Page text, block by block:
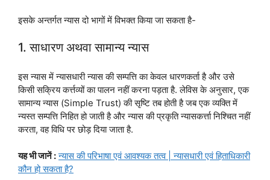
इसके अन्तर्गत न्यास दो भागों में विभक्त किया जा सकता है-
1. साधारण अथवा सामान्य न्यास
इस न्यास में न्यासधारी न्यास की सम्पत्ति का केवल धारणकर्ता है और उसे
किसी सक्रिय कर्त्तव्यों का पालन नहीं करना पड़ता है. लेविस के अनुसार, एक
सामान्य न्यास (Simple Trust) की सृष्टि तब होती है जब एक व्यक्ति में
न्यस्त सम्पत्ति निहित हो जाती है और न्यास की प्रकृति न्यासकर्त्ता निश्चित नहीं
करता, वह विधि पर छोड़ दिया जाता है.
यह भी जानें : न्यास की परिभाषा एवं आवश्यक तत्व | न्यासधारी एवं हिताधिकारी
कौन हो सकता है?